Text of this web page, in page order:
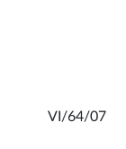
VI/64/07